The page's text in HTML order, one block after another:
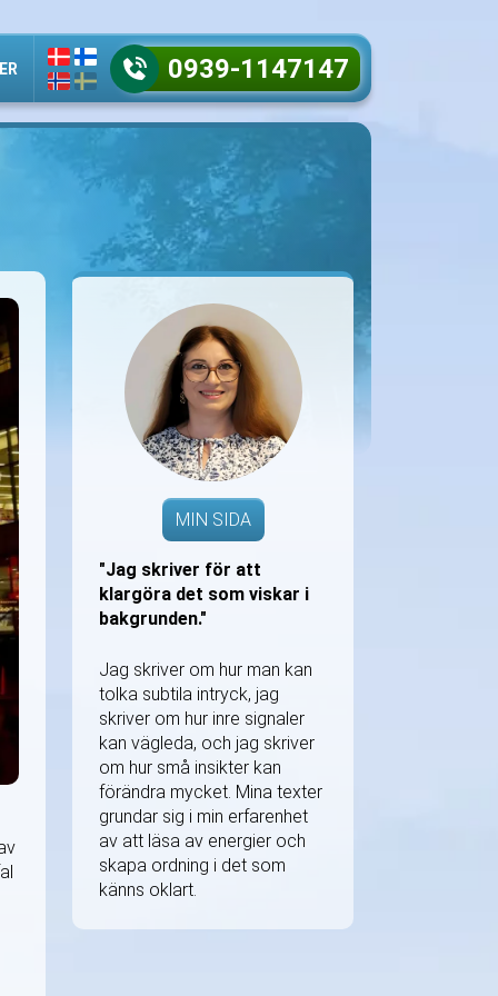
0939-1147147
MIN SIDA
"Jag skriver för att
klargöra det som viskar i
bakgrunden."
Jag skriver om hur man kan
tolka subtila intryck, jag
skriver om hur inre signaler
kan vägleda, och jag skriver
om hur små insikter kan
förändra mycket. Mina texter
grundar sig i min erfarenhet
av att läsa av energier och
skapa ordning i det som
känns oklart.